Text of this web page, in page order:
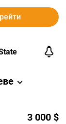
3 000 $